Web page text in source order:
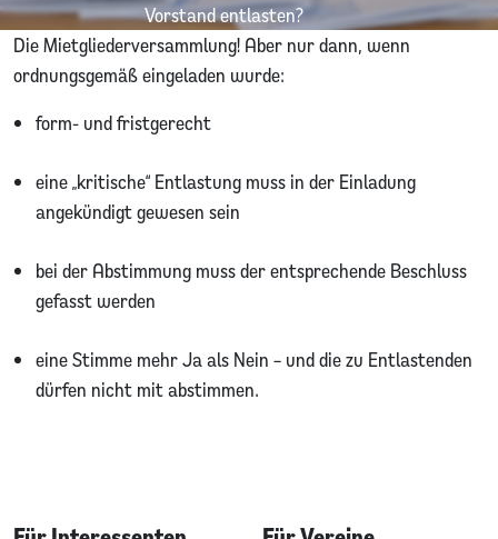
Vorstand entlasten?
Die Mietgliederversammlung! Aber nur dann, wenn
ordnungsgemäß eingeladen wurde:
form- und fristgerecht
eine „kritische“ Entlastung muss in der Einladung
angekündigt gewesen sein
bei der Abstimmung muss der entsprechende Beschluss
gefasst werden
eine Stimme mehr Ja als Nein – und die zu Entlastenden
dürfen nicht mit abstimmen.